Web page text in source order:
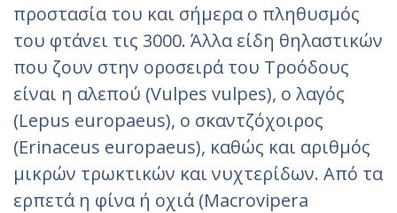
προστασία του και σήμερα ο πληθυσμός
του φτάνει τις 3000. Άλλα είδη θηλαστικών
που ζουν στην οροσειρά του Τροόδους
είναι η αλεπού (Vulpes vulpes), ο λαγός
(Lepus europaeus), ο σκαντζόχοιρος
(Erinaceus europaeus), καθώς και αριθμός
μικρών τρωκτικών και νυχτερίδων. Από τα
ερπετά η φίνα ή οχιά (Macrovipera